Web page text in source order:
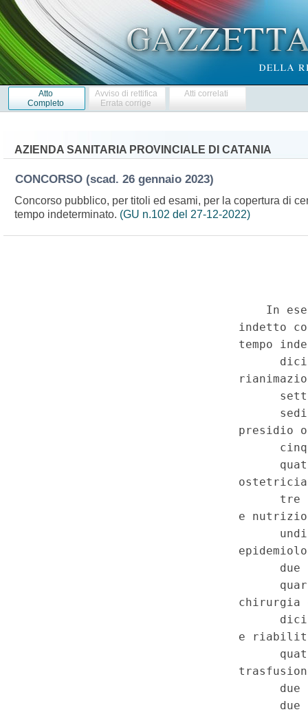
Atto
Completo
Avviso di rettifica
Errata corrige
Atti correlati
AZIENDA SANITARIA PROVINCIALE DI CATANIA
CONCORSO (scad. 26 gennaio 2023)
Concorso pubblico, per titoli ed esami, per la copertura di
tempo indeterminato. (GU n.102 del 27-12-2022)